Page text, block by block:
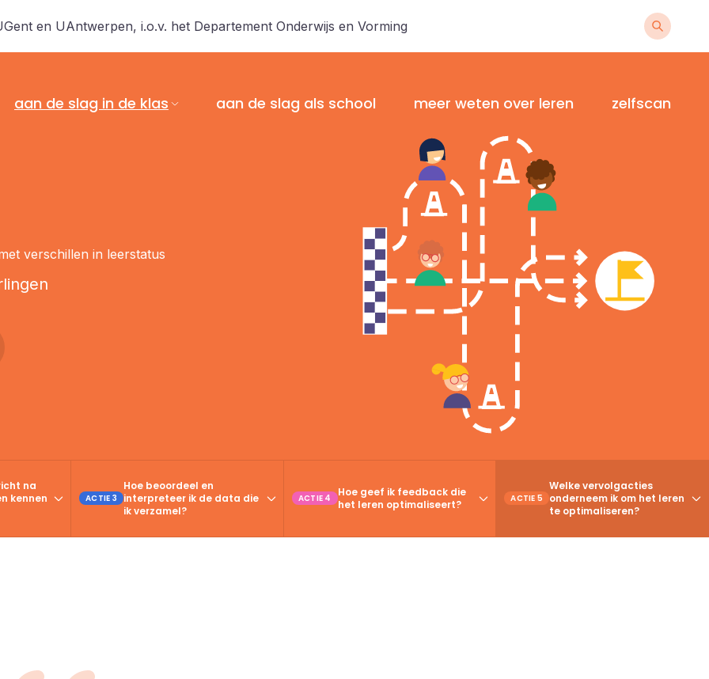
en UAntwerpen, i.o.v. het Departement Onderwijs en Vorming
aan de slag in de klas aan de slag als school meer weten over leren zelfscan
verschillen in leerstatus
na
kennen
ACTIE 3
Hoe beoordeel en
interpreteer ik de data die
ik verzamel?
ACTIE 4
Hoe geef ik feedback die
het leren optimaliseert?
ACTIE 5
Welke vervolgacties
onderneem ik om het leren
te optimaliseren?